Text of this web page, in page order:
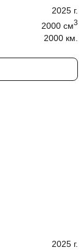
2025 г.
2000 cм3
2000 км.
2025 г.